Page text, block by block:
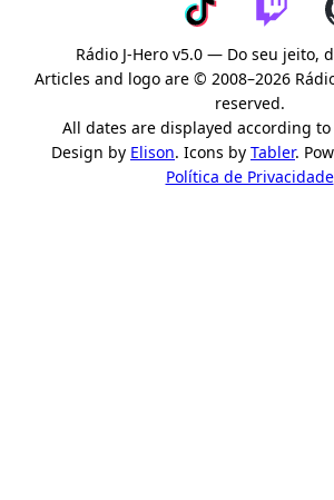
Rádio J-Hero v5.0 — Do seu jeito,
Articles and logo are © 2008–2026
reserved.
All dates are displayed according to
Design by Elison. Icons by Tabler.
Política de Privacidade